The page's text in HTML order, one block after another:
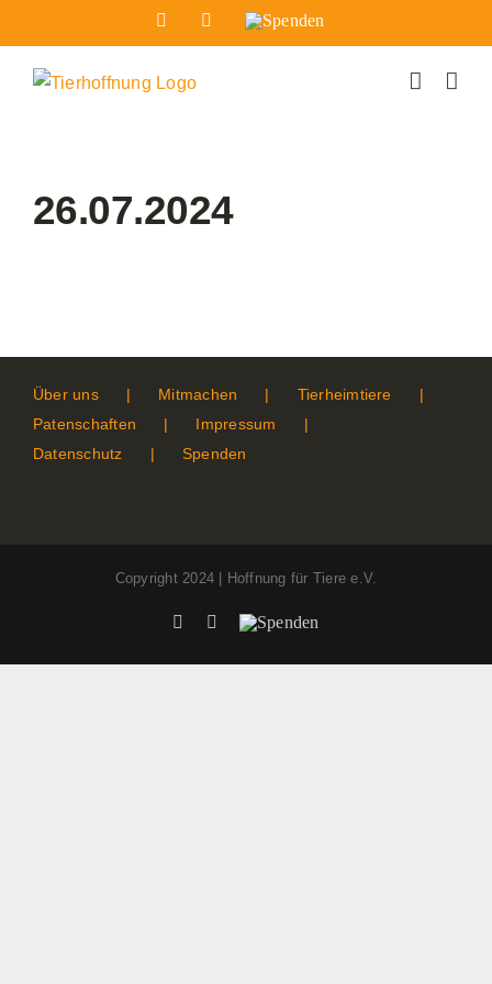
Inhalt
springen
FacebookInstagram
Spenden
26.07.2024
Über uns Mitmachen
Tierheimtiere
Patenschaften
Impressum
Datenschutz
Spenden
Copyright 2024 | Hoffnung für Tiere e.V.
FacebookInstagram
Spenden